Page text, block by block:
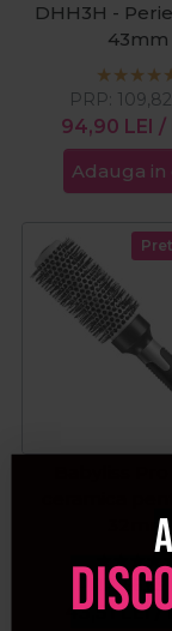
DHH3H -
43mm
94,90 LEI /
PRP: 109,82
Adauga in
32mm
43,51LEI /
PRP:56,63